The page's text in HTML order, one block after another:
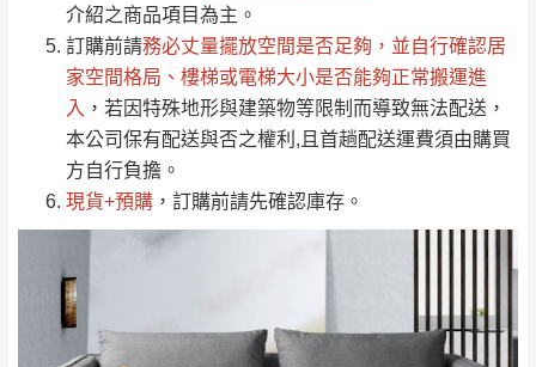
介紹之商品項目為主。
訂購前請務必丈量擺放空間是否足夠 ，並自行確認居
家空間格局、 樓梯或電梯大小是否能夠正常搬運進
入 ，若因特殊地形與建築物等限制而導致無法配送，
本公司保有配送與否之權利,且首趟配送運費須由購買
方自行負擔。
現貨+預購 ，訂購前請先確認庫存。
免 運
費
新竹
峨眉鄉、五峰鄉、
橫山、北埔鄉、尖
石鄉、寶山鄉山
區、新埔山區、芎
雙溪、貢寮、烏
來、平溪、九份、
接單後二日內(不含例假日)，我們客服會與您
電話聯絡或E-Mail通知確認訂單。
（線上客
服 LINE → @dershin）
下單前先詢問是否現貨 ，若未詢問下單後無
現貨我們客服會再來電或E-Mail與您聯絡
（洽詢方式請搜尋 Line ID →
配送範圍：